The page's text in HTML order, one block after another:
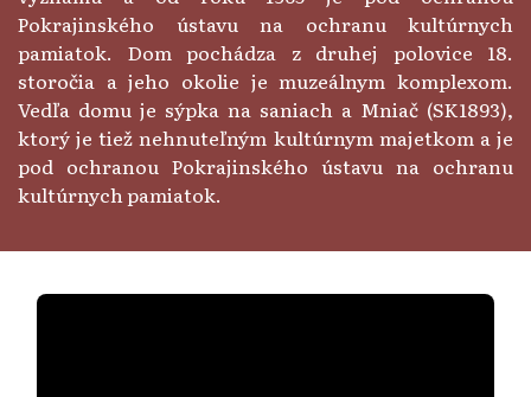
Pokrajinského ústavu na ochranu kultúrnych
pamiatok. Dom pochádza z druhej polovice 18.
storočia a jeho okolie je muzeálnym komplexom.
Vedľa domu je sýpka na saniach a Mniač (SK1893),
ktorý je tiež nehnuteľným kultúrnym majetkom a je
pod ochranou Pokrajinského ústavu na ochranu
kultúrnych pamiatok.